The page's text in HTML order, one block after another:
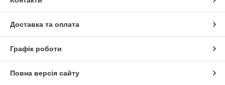
Доставка та оплата
Графік роботи
Повна версія сайту